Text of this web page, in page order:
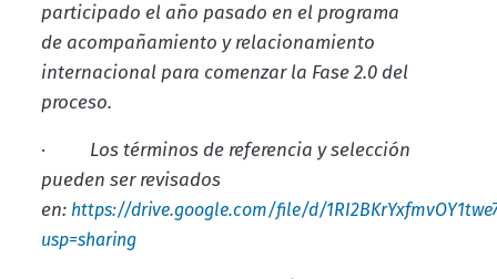
participado el año pasado en el programa
de acompañamiento y relacionamiento
internacional para comenzar la Fase 2.0 del
proceso.
· Los términos de referencia y selección
pueden ser revisados
en: https://drive.google.com/file/d/
usp=sharing